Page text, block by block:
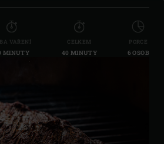
VAŘENÍ
MINUTY
CELKEM
40 MINUTY
PORCE
6 OSOB